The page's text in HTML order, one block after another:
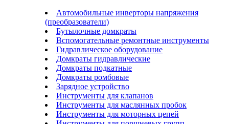
Автомобильные инверторы напряжения
(преобразователи)
Бутылочные домкраты
Вспомогательные ремонтные инструменты
Гидравлическое оборудование
Домкраты гидравлические
Домкраты подкатные
Домкраты ромбовые
Зарядное устройство
Инструменты для клапанов
Инструменты для маслянных пробок
Инструменты для моторных цепей